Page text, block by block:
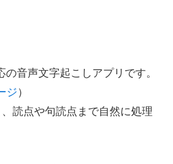
の音声文字起こしアプリです。
ジ ）
読点や句読点まで自然に処理